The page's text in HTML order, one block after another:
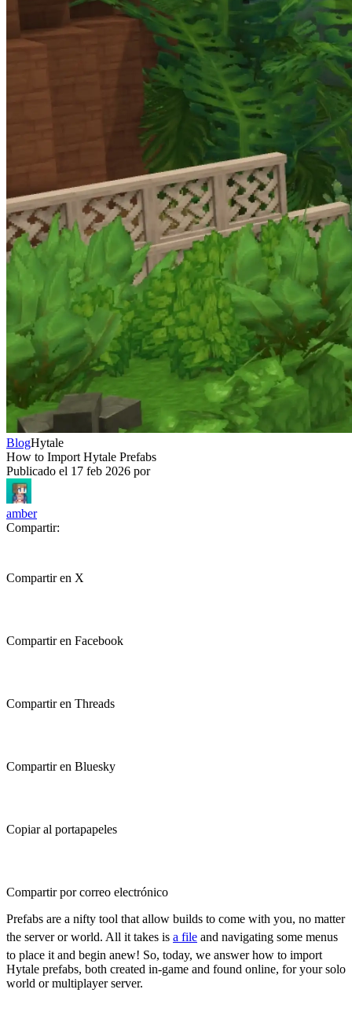
BlogHytale
How to Import Hytale Prefabs
Publicado el 17 feb 2026 por
amber
Compartir:
Compartir en X
Compartir en Facebook
Compartir en Threads
Compartir en Bluesky
Copiar al portapapeles
Compartir por correo electrónico
Prefabs are a nifty tool that allow builds to come with you, no matter
the server or world. All it takes is a file and navigating some menus
to place it and begin anew! So, today, we answer how to import
Hytale prefabs, both created in-game and found online, for your solo
world or multiplayer server.